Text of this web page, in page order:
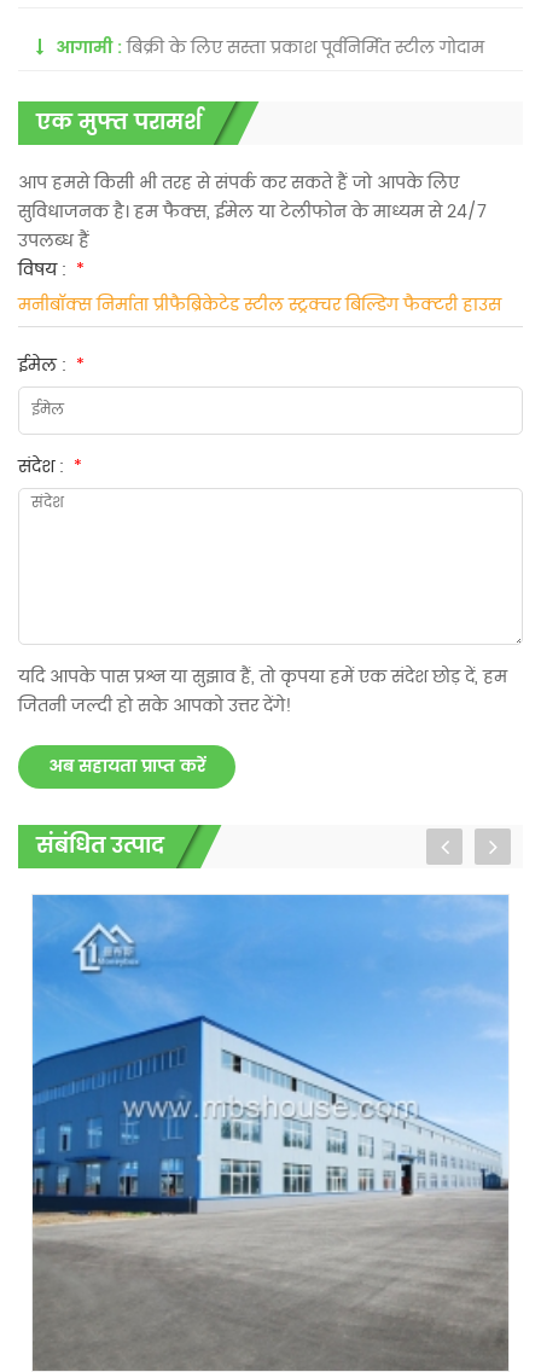
आगामी :बिक्री के लिए सस्ता प्रकाश पूर्वनिर्मित स्टील गोदाम
एक मुफ्त परामर्श
आप हमसे किसी भी तरह से संपर्क कर सकते हैं जो आपके लिए
सुविधाजनक है। हम फैक्स, ईमेल या टेलीफोन के माध्यम से 24/7
उपलब्ध हैं
विषय : *
मनीबॉक्स निर्माता प्रीफैब्रिकेटेड स्टील स्ट्रक्चर बिल्डिंग फैक्टरी हाउस
ईमेल : *
संदेश : *
यदि आपके पास प्रश्न या सुझाव हैं, तो कृपया हमें एक संदेश छोड़ दें, हम
जितनी जल्दी हो सके आपको उत्तर देंगे!
अब सहायता प्राप्त करें
संबंधित उत्पाद